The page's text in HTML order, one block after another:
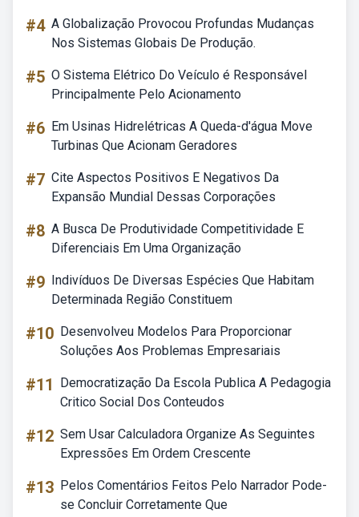
#4 A Globalização Provocou Profundas Mudanças
Nos Sistemas Globais De Produção.
#5 O Sistema Elétrico Do Veículo é Responsável
Principalmente Pelo Acionamento
#6 Em Usinas Hidrelétricas A Queda-d'água Move
Turbinas Que Acionam Geradores
#7 Cite Aspectos Positivos E Negativos Da
Expansão Mundial Dessas Corporações
#8 A Busca De Produtividade Competitividade E
Diferenciais Em Uma Organização
#9 Indivíduos De Diversas Espécies Que Habitam
Determinada Região Constituem
#10 Desenvolveu Modelos Para Proporcionar
Soluções Aos Problemas Empresariais
#11
Democratização Da Escola Publica A Pedagogia
Critico Social Dos Conteudos
#12 Sem Usar Calculadora Organize As Seguintes
Expressões Em Ordem Crescente
#13 Pelos Comentários Feitos Pelo Narrador Pode-
se Concluir Corretamente Que